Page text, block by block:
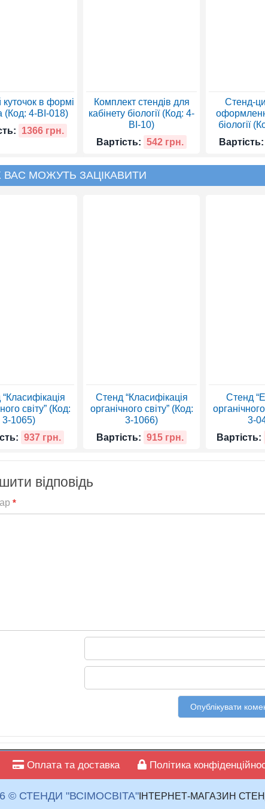
куточок в формі
(Код: 4-BI-018)
1366 грн.
Комплект стендів для
кабінету біології (Код: 4-
BI-10)
Вартість: 542 грн.
Стенд-
біології
Вартість:
ВАС МОЖУТЬ ЗАЦІКАВИТИ
світу” (Код:
3-1065)
937 грн.
Стенд “Класифікація
органічного світу” (Код:
3-1066)
Вартість: 915 грн.
Стенд
органічного
3-
Вартість:
відповідь
*
Оплата та доставка Політика
© СТЕНДИ "ВСІМОСВІТА" ІНТЕРНЕТ-МАГАЗИН